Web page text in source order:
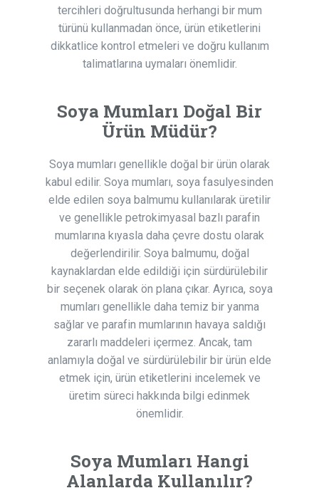
tercihleri doğrultusunda herhangi bir mum
türünü kullanmadan önce, ürün etiketlerini
dikkatlice kontrol etmeleri ve doğru kullanım
talimatlarına uymaları önemlidir.
Soya Mumları Doğal Bir
Ürün Müdür?
Soya mumları genellikle doğal bir ürün olarak
kabul edilir. Soya mumları, soya fasulyesinden
elde edilen soya balmumu kullanılarak üretilir
ve genellikle petrokimyasal bazlı parafin
mumlarına kıyasla daha çevre dostu olarak
değerlendirilir. Soya balmumu, doğal
kaynaklardan elde edildiği için sürdürülebilir
bir seçenek olarak ön plana çıkar. Ayrıca, soya
mumları genellikle daha temiz bir yanma
sağlar ve parafin mumlarının havaya saldığı
zararlı maddeleri içermez. Ancak, tam
anlamıyla doğal ve sürdürülebilir bir ürün elde
etmek için, ürün etiketlerini incelemek ve
üretim süreci hakkında bilgi edinmek
önemlidir.
Soya Mumları Hangi
Alanlarda Kullanılır?